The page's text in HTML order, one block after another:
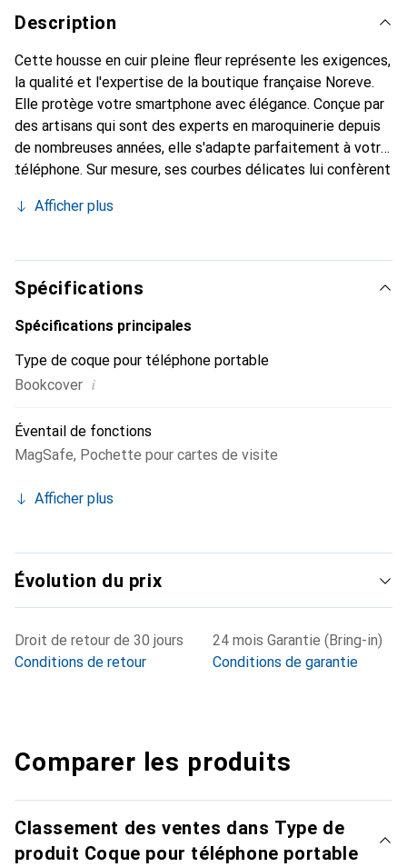
Description
Cette housse en cuir pleine fleur représente les exigences,
la qualité et l'expertise de la boutique française Noreve.
Elle protège votre smartphone avec élégance. Conçue par
des artisans qui sont des experts en maroquinerie depuis
de nombreuses années, elle s'adapte parfaitement à votre
téléphone. Sur mesure, ses courbes délicates lui confèrent
et indispensable pour votre smartphone. La marque
de haute qualité et constitue un choix sûr pour une
clientèle exigeante.
Afficher plus
Spécifications
Spécifications principales
Type de coque pour téléphone portable
Bookcover i
Éventail de fonctions
MagSafe, Pochette pour cartes de visite
Afficher plus
Évolution du prix
Droit de retour de 30 jours
Conditions de retour
24 mois Garantie (Bring-in)
Conditions de garantie
Comparer les produits
Classement des ventes dans Type de
produit Coque pour téléphone portable